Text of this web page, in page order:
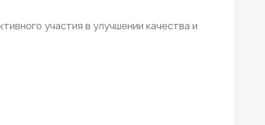
участия в улучшении качества и